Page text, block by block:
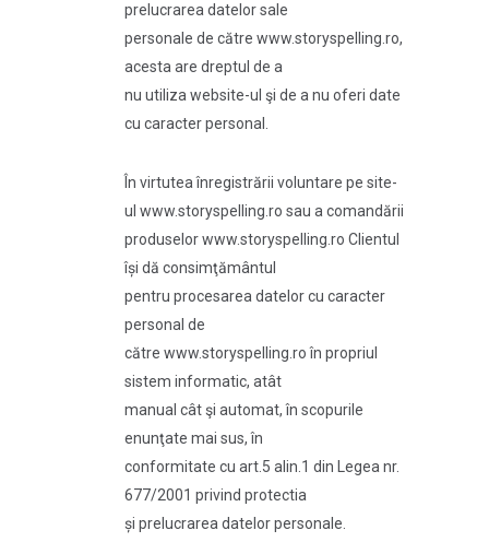
prelucrarea datelor sale
personale de către www.storyspelling.ro,
acesta are dreptul de a
nu utiliza website-ul şi de a nu oferi date
cu caracter personal.
În virtutea înregistrării voluntare pe site-
ul www.storyspelling.ro sau a comandării
produselor www.storyspelling.ro Clientul
își dă consimţământul
pentru procesarea datelor cu caracter
personal de
către www.storyspelling.ro în propriul
sistem informatic, atât
manual cât şi automat, în scopurile
enunţate mai sus, în
conformitate cu art.5 alin.1 din Legea nr.
677/2001 privind protectia
și prelucrarea datelor personale.